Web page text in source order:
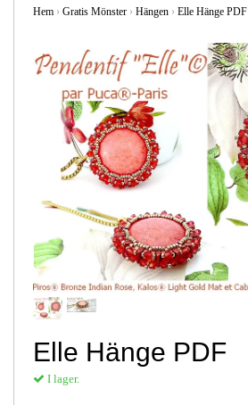
Hem › Gratis Mönster › Hängen › Elle Hänge PDF
Elle Hänge PDF
I lager.